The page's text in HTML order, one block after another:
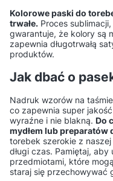
Jak przechowywać buty
sportowe po treningu?
Jak czyścić buty z
materiałów
Czy mogę używać
kremu do różnych
butów?
Kolorowe paski do
trwałe. Proces
gwarantuje, że kolory są
zapewnia długotrwałą
produktów.
Jak dbać o
Nadruk wzorów na
co zapewnia super
wyraźne i nie blakną. Do
mydłem lub
torebek szerokie z
długi czas. Pamiętaj,
przedmiotami, które
staraj się przechowywać